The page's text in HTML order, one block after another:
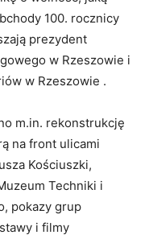
100. rocznicy
prezydent
w Rzeszowie i
w Rzeszowie .
m.in. rekonstrukcję
na front ulicami
Kościuszki,
Techniki i
pokazy grup
i filmy